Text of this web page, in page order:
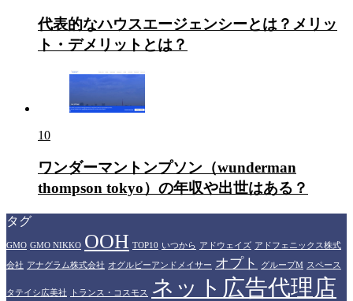
代表的なハウスエージェンシーとは？メリッ
ト・デメリットとは？
10
ワンダーマントンプソン（wunderman
thompson tokyo）の年収や出世はある？
タグ
GMO GMO NIKKO OOH TOP10 いつから アドウェイズ アドフェニックス株式
会社 アナグラム株式会社 オグルビーアンドメイサー オプト グループM スペース
タテイシ広美社 トランス・コスモス ネット広告代理店